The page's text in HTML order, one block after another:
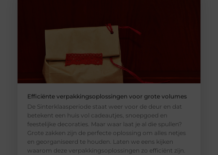
Efficiënte verpakkingsoplossingen voor grote volumes
De Sinterklaasperiode staat weer voor de deur en dat
betekent een huis vol cadeautjes, snoepgoed en
feestelijke decoraties. Maar waar laat je al die spullen?
Grote zakken zijn de perfecte oplossing om alles netjes
en georganiseerd te houden. Laten we eens kijken
waarom deze verpakkingsoplossingen zo efficiënt zijn.